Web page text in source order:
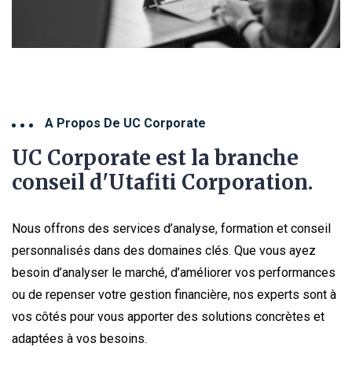
A Propos De UC Corporate
UC Corporate est la branche
conseil d'Utafiti Corporation.
Nous offrons des services d’analyse, formation et conseil
personnalisés dans des domaines clés. Que vous ayez
besoin d’analyser le marché, d’améliorer vos performances
ou de repenser votre gestion financière, nos experts sont à
vos côtés pour vous apporter des solutions concrètes et
adaptées à vos besoins.